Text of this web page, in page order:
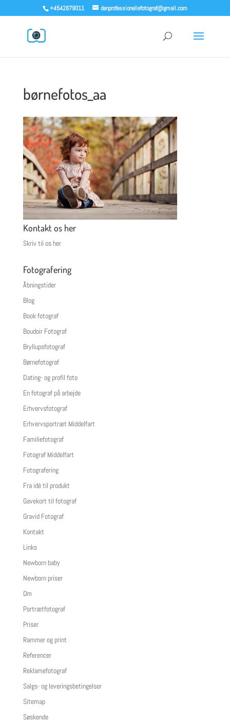
+4542679011 denprofessionellefotograf@gmail.com
børnefotos_aa
Kontakt os her
Skriv til os her
Fotografering
Åbningstider
Blog
Book fotograf
Boudoir Fotograf
Bryllupsfotograf
Børnefotograf
Dating- og profil foto
En fotograf på arbejde
Erhvervsfotograf
Erhvervsportræt Middelfart
Familiefotograf
Fotograf Middelfart
Fotografering
Fra idé til produkt
Gavekort til fotograf
Gravid Fotograf
Kontakt
Links
Newborn baby
Newborn priser
Om
Portrætfotograf
Priser
Rammer og print
Referencer
Reklamefotograf
Salgs- og leveringsbetingelser
Sitemap
Søskende